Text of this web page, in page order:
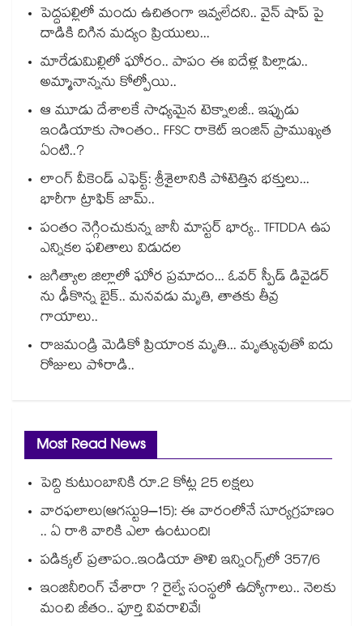
పెద్దపల్లిలో మందు ఉచితంగా ఇవ్వలేదని.. వైన్ షాప్ పై
దాడికి దిగిన మద్యం ప్రియులు...
మారేడుమిల్లిలో ఘోరం.. పాపం ఈ ఐదేళ్ల పిల్లాడు..
అమ్మానాన్నను కోల్పోయి..
ఆ మూడు దేశాలకే సాధ్యమైన టెక్నాలజీ.. ఇప్పుడు
ఇండియాకు సొంతం.. FFSC రాకెట్ ఇంజిన్ ప్రాముఖ్యత
ఏంటి..?
లాంగ్ వీకెండ్ ఎఫెక్ట్: శ్రీశైలానికి పోటెత్తిన భక్తులు...
భారీగా ట్రాఫిక్ జామ్..
పంతం నెగ్గించుకున్న జానీ మాస్టర్ భార్య.. TFTDDA ఉప
ఎన్నికల ఫలితాలు విడుదల
జగిత్యాల జిల్లాలో ఘోర ప్రమాదం... ఓవర్ స్పీడ్ డివైడర్
ను ఢీకొన్న బైక్.. మనవడు మృతి, తాతకు తీవ్ర
గాయాలు..
రాజమండ్రి మెడికో ప్రియాంక మృతి... మృత్యువుతో ఐదు
రోజులు పోరాడి..
Most Read News
పెద్ది కుటుంబానికి రూ.2 కోట్ల 25 లక్షలు
వారఫలాలు(ఆగస్టు9–15): ఈ వారంలోనే సూర్యగ్రహణం
.. ఏ రాశి వారికి ఎలా ఉంటుంది!
పడిక్కల్‌‌ ప్రతాపం..ఇండియా తొలి ఇన్నింగ్స్‌‌లో 357/6
ఇంజినీరింగ్ చేశారా ? రైల్వే సంస్థలో ఉద్యోగాలు.. నెలకు
మంచి జీతం.. పూర్తి వివరాలివే!